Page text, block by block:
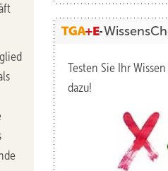
Testen Sie Ihr
dazu!